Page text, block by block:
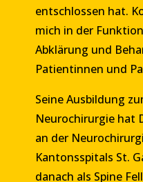
entschlossen hat.
mich in der
Abklärung und
Patientinnen und
Seine Ausbildung
Neurochirurgie hat
an der
Kantonsspitals St.
danach als Spine